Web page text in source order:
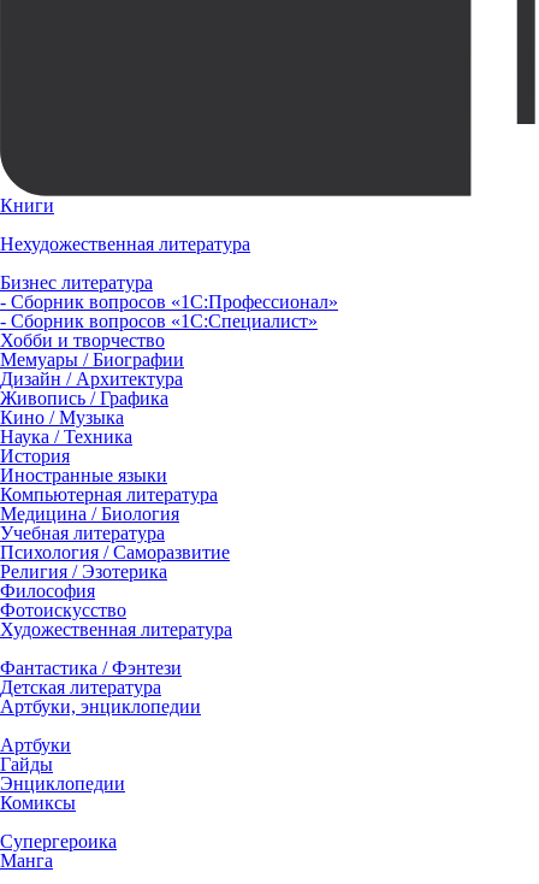
Книги
Нехудожественная литература
Бизнес литература
- Сборник вопросов «1С:Профессионал»
- Сборник вопросов «1С:Специалист»
Хобби и творчество
Мемуары / Биографии
Дизайн / Архитектура
Живопись / Графика
Кино / Музыка
Наука / Техника
История
Иностранные языки
Компьютерная литература
Медицина / Биология
Учебная литература
Психология / Саморазвитие
Религия / Эзотерика
Философия
Фотоискусство
Художественная литература
Фантастика / Фэнтези
Детская литература
Артбуки, энциклопедии
Артбуки
Гайды
Энциклопедии
Комиксы
Супергероика
Манга